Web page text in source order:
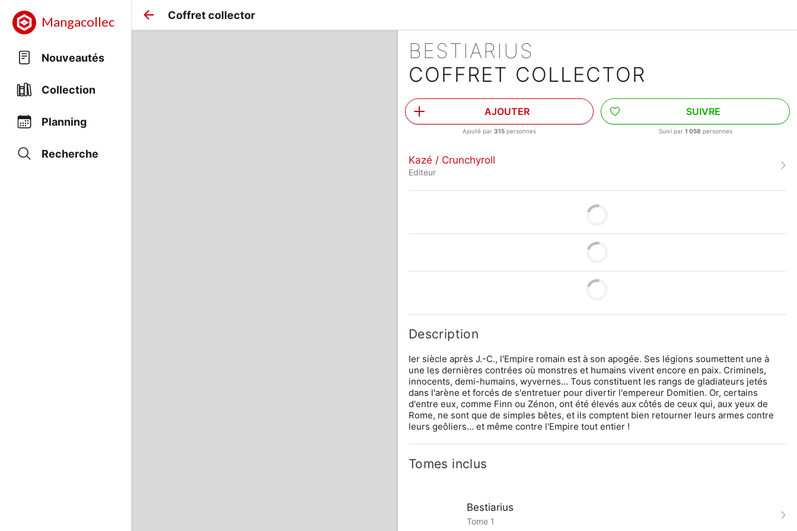
Mangacollec
Nouveautés
Collection
Planning
Recherche
Coffret collector
BESTIARIUS
COFFRET COLLECTOR
AJOUTER
Ajouté par315 personnes
SUIVRE
Suivi par 1 058 personnes
Kazé / Crunchyroll
Editeur
Description
Ier siècle après J.-C., l'Empire romain est à son apogée. Ses légions soumettent une à
une les dernières contrées où monstres et humains vivent encore en paix. Criminels,
innocents, demi-humains, wyvernes… Tous constituent les rangs de gladiateurs jetés
dans l'arène et forcés de s'entretuer pour divertir l'empereur Domitien. Or, certains
d'entre eux, comme Finn ou Zénon, ont été élevés aux côtés de ceux qui, aux yeux de
Rome, ne sont que de simples bêtes, et ils comptent bien retourner leurs armes contre
leurs geôliers… et même contre l'Empire tout entier !
Tomes inclus
Bestiarius
Tome 1